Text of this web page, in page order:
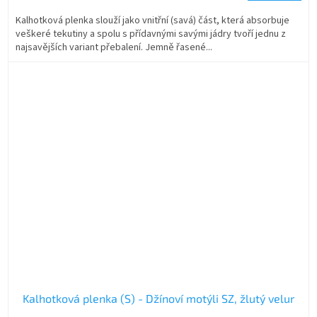
Kalhotková plenka slouží jako vnitřní (savá) část, která absorbuje
veškeré tekutiny a spolu s přídavnými savými jádry tvoří jednu z
najsavějších variant přebalení. Jemně řasené...
Kalhotková plenka (S) - Džínoví motýli SZ, žlutý velur